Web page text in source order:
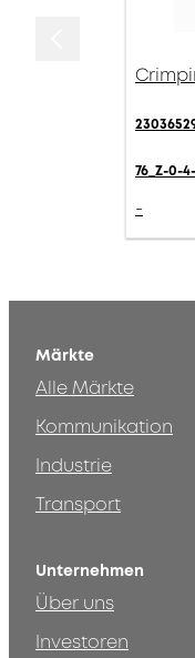
76_Z-0-
-
Märkte
Alle Märkte
Kommunikation
Industrie
Transport
Unternehmen
Über uns
Investoren